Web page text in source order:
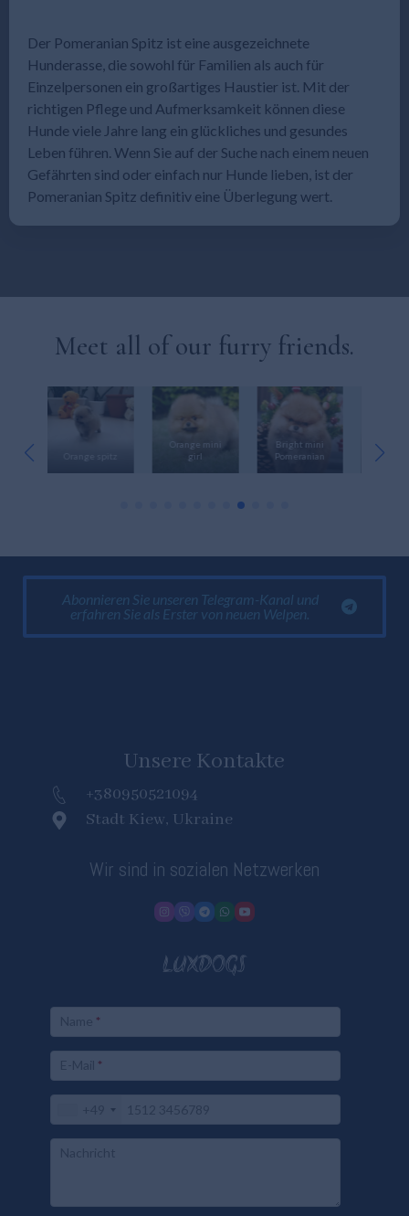
Der Pomeranian Spitz ist eine ausgezeichnete
Hunderasse, die sowohl für Familien als auch für
Einzelpersonen ein großartiges Haustier ist. Mit der
richtigen Pflege und Aufmerksamkeit können diese
Hunde viele Jahre lang ein glückliches und gesundes
Leben führen. Wenn Sie auf der Suche nach einem neuen
Gefährten sind oder einfach nur Hunde lieben, ist der
Pomeranian Spitz definitiv eine Überlegung wert.
Meet all of our furry friends.
Orange mini
girl
Bright mini
Pomeranian
Abonnieren Sie unseren Telegram-Kanal und
erfahren Sie als Erster von neuen Welpen.
Unsere Kontakte
+380950521094
Stadt Kiew, Ukraine
Wir sind in sozialen Netzwerken
LUXDOGS
*
*